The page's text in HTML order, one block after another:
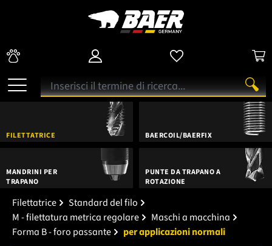
FILETTATRICE BAERCOIL/BAERFIX
MANDRINI PER
TRAPANO
PUNTE DA TRAPANO A
ROTAZIONE
Filettatrice
Standard del filo
M - filettatura metrica regolare
Maschi a macchina
Forma B - foro passante
per applicazioni normali